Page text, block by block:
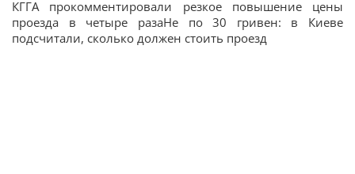
КГГА прокомментировали резкое повышение цены
проезда в четыре разаНе по 30 гривен: в Киеве
подсчитали, сколько должен стоить проезд